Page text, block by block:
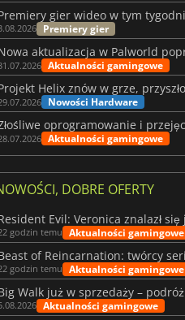
Premiery gier
Aktualności gamingowe
Nowości Hardware
Aktualności gamingowe
DOBRE OFERTY
godzin temu Aktualności gamingowe
godzin temu Aktualności gamingowe
Aktualności gamingowe